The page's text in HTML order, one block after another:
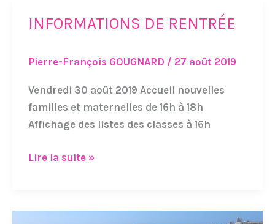
INFORMATIONS DE RENTRÉE
Pierre-François GOUGNARD / 27 août 2019
Vendredi 30 août 2019 Accueil nouvelles
familles et maternelles de 16h à 18h
Affichage des listes des classes à 16h
INFORMATIONS
RENTRÉE
Lire la suite »